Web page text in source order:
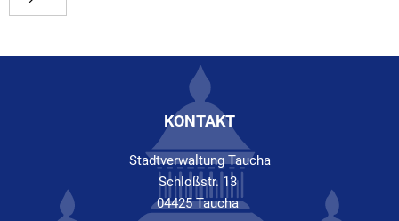
KONTAKT
Stadtverwaltung Taucha
Schloßstr. 13
04425 Taucha